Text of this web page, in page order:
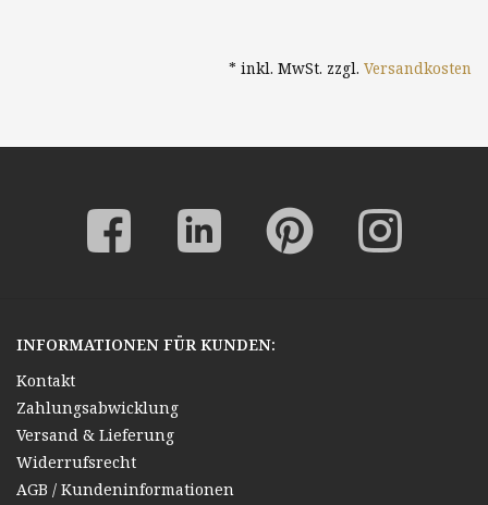
* inkl. MwSt. zzgl. Versandkosten
INFORMATIONEN FÜR KUNDEN:
Kontakt
Zahlungsabwicklung
Versand & Lieferung
Widerrufsrecht
AGB / Kundeninformationen